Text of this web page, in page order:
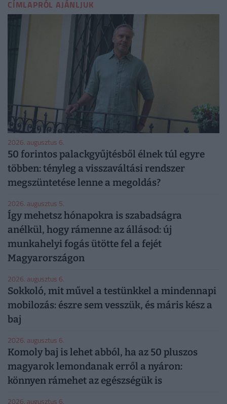
CÍMLAPRÓL AJÁNLJUK
2026. augusztus 6.
50 forintos palackgyűjtésből élnek túl egyre
többen: tényleg a visszaváltási rendszer
megszüntetése lenne a megoldás?
2026. augusztus 5.
Így mehetsz hónapokra is szabadságra
anélkül, hogy rámenne az állásod: új
munkahelyi fogás ütötte fel a fejét
Magyarországon
2026. augusztus 6.
Sokkoló, mit művel a testünkkel a mindennapi
mobilozás: észre sem vesszük, és máris kész a
baj
2026. augusztus 6.
Komoly baj is lehet abból, ha az 50 pluszos
magyarok lemondanak erről a nyáron:
könnyen rámehet az egészségük is
2026. augusztus 6.